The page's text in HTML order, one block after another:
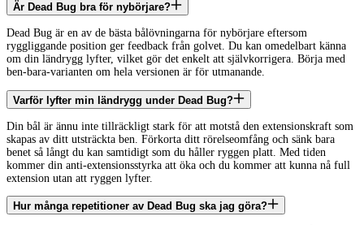
Är Dead Bug bra för nybörjare?
Dead Bug är en av de bästa bålövningarna för nybörjare eftersom
ryggliggande position ger feedback från golvet. Du kan omedelbart känna
om din ländrygg lyfter, vilket gör det enkelt att självkorrigera. Börja med
ben-bara-varianten om hela versionen är för utmanande.
Varför lyfter min ländrygg under Dead Bug?
Din bål är ännu inte tillräckligt stark för att motstå den extensionskraft som
skapas av ditt utsträckta ben. Förkorta ditt rörelseomfång och sänk bara
benet så långt du kan samtidigt som du håller ryggen platt. Med tiden
kommer din anti-extensionsstyrka att öka och du kommer att kunna nå full
extension utan att ryggen lyfter.
Hur många repetitioner av Dead Bug ska jag göra?